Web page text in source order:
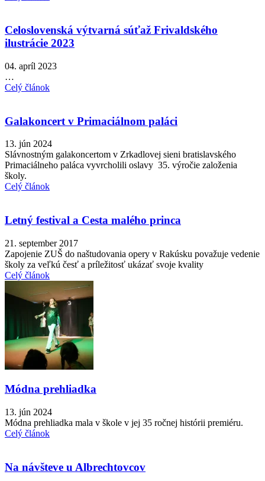
Celoslovenská výtvarná súťaž Frivaldského
ilustrácie 2023
04. apríl 2023
…
Celý článok
Galakoncert v Primaciálnom paláci
13. jún 2024
Slávnostným galakoncertom v Zrkadlovej sieni bratislavského
Primaciálneho paláca vyvrcholili oslavy 35. výročie založenia
školy.
Celý článok
Letný festival a Cesta malého princa
21. september 2017
Zapojenie ZUŠ do naštudovania opery v Rakúsku považuje vedenie
školy za veľkú česť a príležitosť ukázať svoje kvality
Celý článok
Módna prehliadka
13. jún 2024
Módna prehliadka mala v škole v jej 35 ročnej histórii premiéru.
Celý článok
Na návšteve u Albrechtovcov